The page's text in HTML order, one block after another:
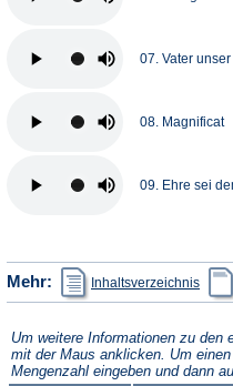
07. Vater unser
08. Magnificat
09. Ehre sei
Mehr: Inhaltsverzeichnis
(Öffnet
in
Tab)
Um weitere Informationen zu den
mit der Maus anklicken. Um
Mengenzahl eingeben und dann